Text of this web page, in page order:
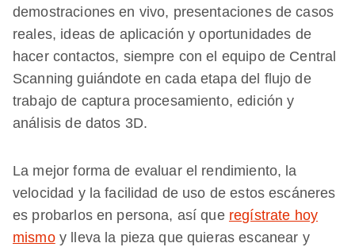
demostraciones en vivo, presentaciones de casos
reales, ideas de aplicación y oportunidades de
hacer contactos, siempre con el equipo de Central
Scanning guiándote en cada etapa del flujo de
trabajo de captura procesamiento, edición y
análisis de datos 3D.
La mejor forma de evaluar el rendimiento, la
velocidad y la facilidad de uso de estos escáneres
es probarlos en persona, así que regístrate hoy
mismoy lleva la pieza que quieras escanear y